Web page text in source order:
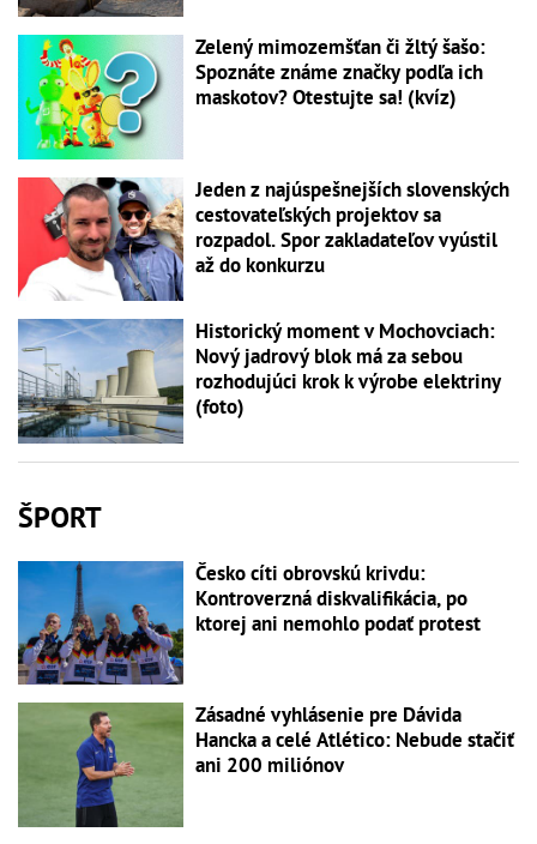
Zelený mimozemšťan či žltý šašo:
Spoznáte známe značky podľa ich
maskotov? Otestujte sa! (kvíz)
Jeden z najúspešnejších slovenských
cestovateľských projektov sa
rozpadol. Spor zakladateľov vyústil
až do konkurzu
Historický moment v Mochovciach:
Nový jadrový blok má za sebou
rozhodujúci krok k výrobe elektriny
(foto)
ŠPORT
Česko cíti obrovskú krivdu:
Kontroverzná diskvalifikácia, po
ktorej ani nemohlo podať protest
Zásadné vyhlásenie pre Dávida
Hancka a celé Atlético: Nebude stačiť
ani 200 miliónov